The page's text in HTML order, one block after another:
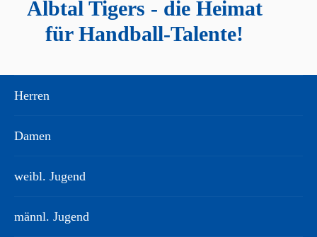
Albtal Tigers - die Heimat
für Handball-Talente!
Herren
Damen
weibl. Jugend
männl. Jugend